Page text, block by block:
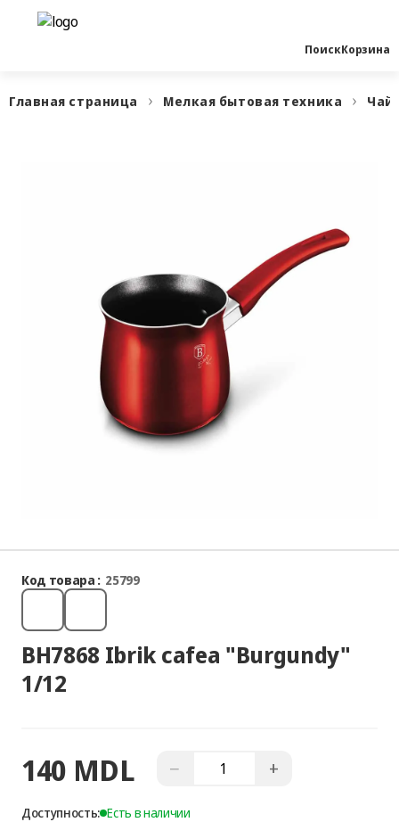
ПоискКорзина
Главная страница Мелкая бытовая техника
Код товара : 25799
BH7868 Ibrik cafea "Burgundy"
1/12
140 MDL − +
Доступность: Есть в наличии